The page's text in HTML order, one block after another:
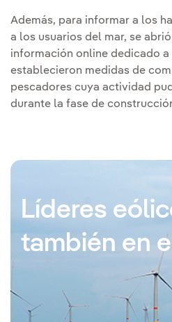
Además, para informar a los
a los usuarios del mar, se
información online dedicado a
establecieron medidas de
pescadores cuya actividad
durante la fase de
Líderes
también en